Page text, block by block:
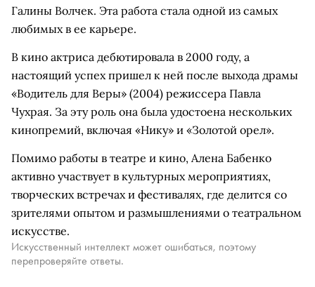
Галины Волчек. Эта работа стала одной из самых
любимых в ее карьере.
В кино актриса дебютировала в 2000 году, а
настоящий успех пришел к ней после выхода драмы
«Водитель для Веры» (2004) режиссера Павла
Чухрая. За эту роль она была удостоена нескольких
кинопремий, включая «Нику» и «Золотой орел».
Помимо работы в театре и кино, Алена Бабенко
активно участвует в культурных мероприятиях,
творческих встречах и фестивалях, где делится со
зрителями опытом и размышлениями о театральном
искусстве.
Искусственный интеллект может ошибаться, поэтому
перепроверяйте ответы.